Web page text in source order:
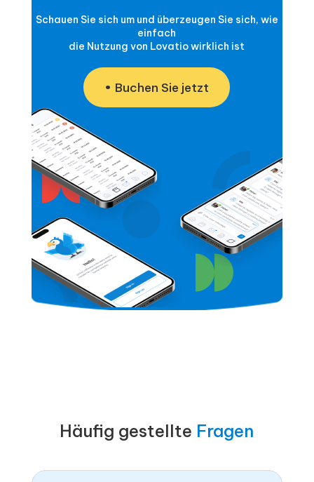
Schauen Sie sich um und überzeugen Sie sich, wie
einfach
die Nutzung von Lovatio wirklich ist
Buchen Sie jetzt
Häufig gestellte Fragen